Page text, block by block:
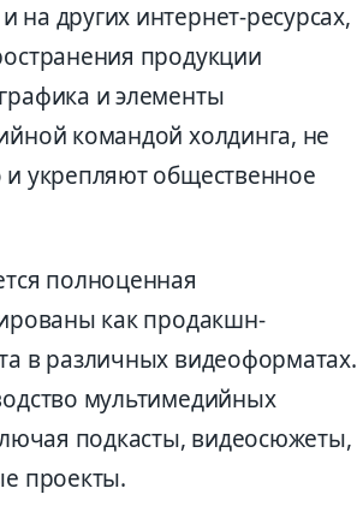
других интернет-ресурсах,
продукции
и элементы
командой холдинга, не
укрепляют общественное
полноценная
как продакшн-
в различных видеоформатах.
мультимедийных
подкасты, видеосюжеты,
проекты.